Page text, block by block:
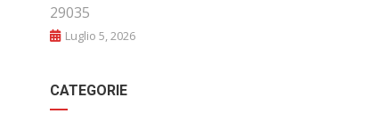
29035
Luglio 5, 2026
CATEGORIE